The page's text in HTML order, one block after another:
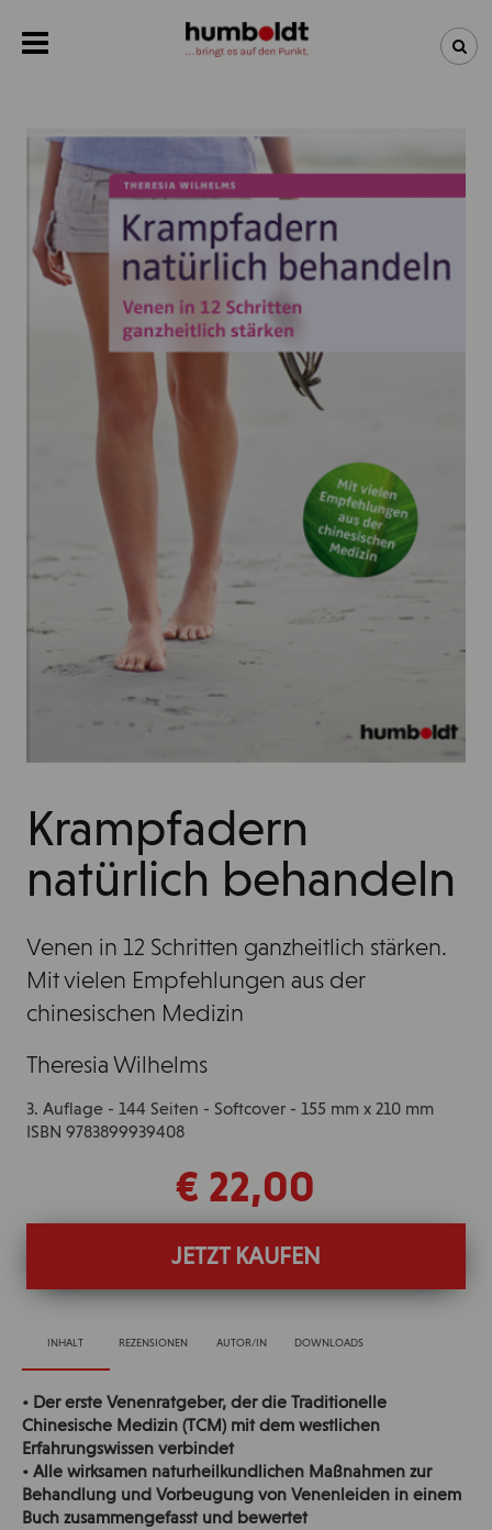
NEUHEITEN
BÜCHER
ÜBER UNS
Krampfadern
natürlich behandeln
Venen in 12 Schritten ganzheitlich stärken.
Mit vielen Empfehlungen aus der
chinesischen Medizin
Theresia Wilhelms
3. Auflage - 144 Seiten - Softcover - 155 mm x 210 mm
ISBN 9783899939408
€ 22,00
JETZT KAUFEN
INHALT REZENSIONEN AUTOR/IN DOWNLOADS
• Der erste Venenratgeber, der die Traditionelle
Chinesische Medizin (TCM) mit dem westlichen
Erfahrungswissen verbindet
• Alle wirksamen naturheilkundlichen Maßnahmen zur
Behandlung und Vorbeugung von Venenleiden in einem
Buch zusammengefasst und bewertet